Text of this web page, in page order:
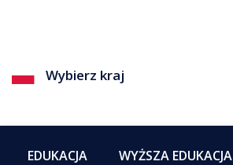
Wybierz kraj
EDUKACJA WYŻSZA EDUKACJA